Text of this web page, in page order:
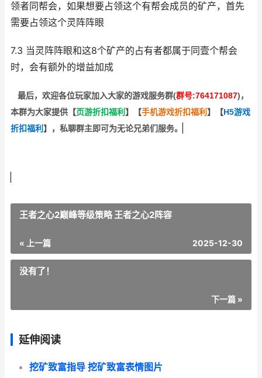
领者同帮会，如果想要占领这个有帮会成员的矿产，首先
需要占领这个灵阵阵眼
7.3 当灵阵阵眼和这8个矿产的占有者都属于同壹个帮会
时，会有额外的增益加成
最后，欢迎各位玩家加入大家的游戏服务群(群号:764171087)，
本群为大家提供【页游折扣福利 】 【手机游戏折扣福利 】 【H5游戏
折扣福利 】 ，私聊群主即可为无论兄弟们服务。
王者之心2巅峰等级策略 王者之心2阵容
« 上一篇 2025-12-30
没有了！
下一篇 »
延伸阅读
挖矿致富指导 挖矿致富表情图片